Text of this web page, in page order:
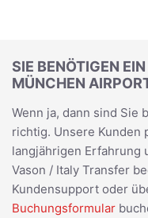
SIE BENÖTIGEN
MÜNCHEN
Wenn ja, dann sind Sie
richtig. Unsere
langjährigen Erfahrung
Vason / Italy Transfer
Kundensupport oder
Buchungsformular